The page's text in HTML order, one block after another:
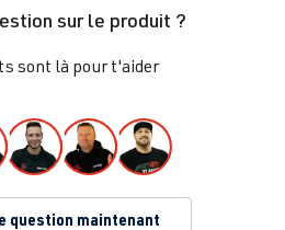
sur le produit ?
sont là pour t'aider
question maintenant